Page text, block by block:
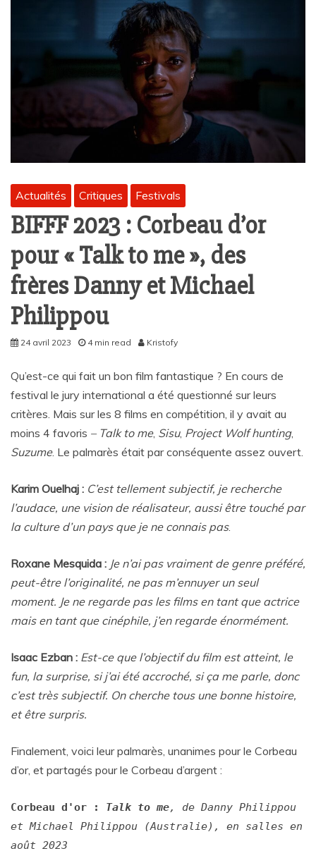
Actualités Critiques Festivals
BIFFF 2023 : Corbeau d’or
pour « Talk to me », des
frères Danny et Michael
Philippou
24 avril 2023 4 min read Kristofy
Qu’est-ce qui fait un bon film fantastique ? En cours de
festival le jury international a été questionné sur leurs
critères. Mais sur les 8 films en compétition, il y avait au
moins 4 favoris – Talk to me, Sisu, Project Wolf hunting,
Suzume. Le palmarès était par conséquente assez ouvert.
Karim Ouelhaj : C’est tellement subjectif, je recherche
l’audace, une vision de réalisateur, aussi être touché par
la culture d’un pays que je ne connais pas.
Roxane Mesquida : Je n’ai pas vraiment de genre préféré,
peut-être l’originalité, ne pas m’ennuyer un seul
moment. Je ne regarde pas les films en tant que actrice
mais en tant que cinéphile, j’en regarde énormément.
Isaac Ezban : Est-ce que l’objectif du film est atteint, le
fun, la surprise, si j’ai été accroché, si ça me parle, donc
c’est très subjectif. On cherche tous une bonne histoire,
et être surpris.
Finalement, voici leur palmarès, unanimes pour le Corbeau
d’or, et partagés pour le Corbeau d’argent :
Corbeau d'or : Talk to me, de Danny Philippou
et Michael Philippou (Australie), en salles en
août 2023